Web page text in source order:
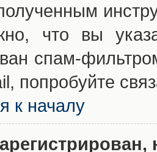
что вы
спам-
попробуйте
к началу